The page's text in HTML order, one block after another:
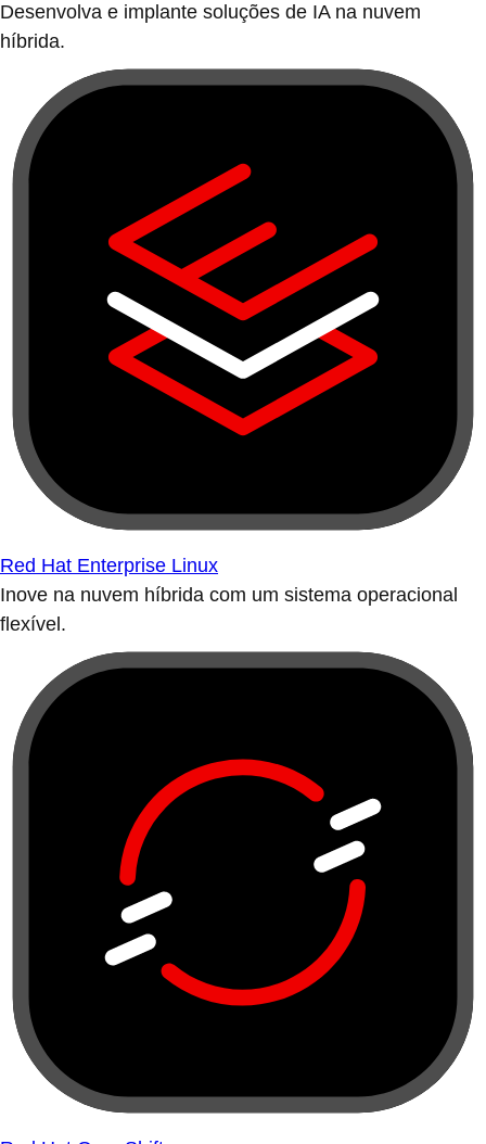
Desenvolva e implante soluções de IA na nuvem
híbrida.
Red Hat Enterprise Linux
Inove na nuvem híbrida com um sistema operacional
flexível.